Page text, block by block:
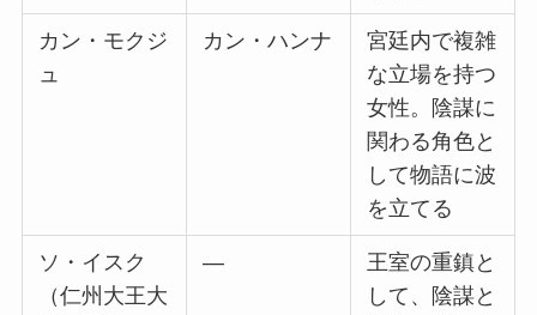
カン・モクジ
ュ
カン・ハンナ
宮廷内で複雑
な立場を持つ
女性。陰謀に
関わる角色と
して物語に波
を立てる
ソ・イスク
（仁州大王大
—
王室の重鎮と
して、陰謀と